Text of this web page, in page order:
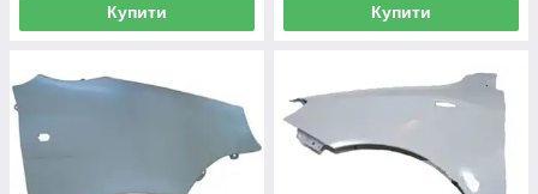
Купити Купити